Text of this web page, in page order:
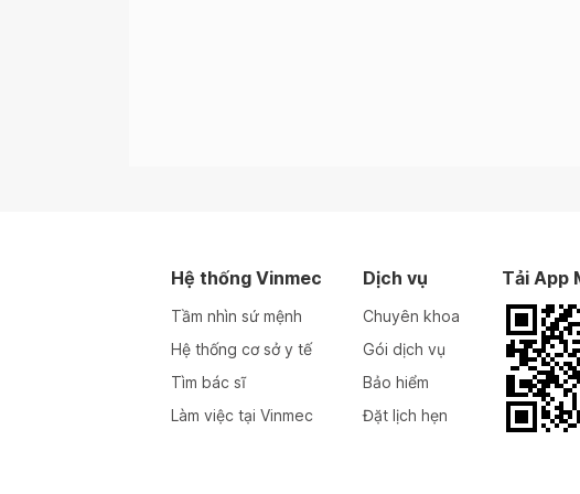
Hệ thống Vinmec
Tầm nhìn sứ mệnh
Hệ thống cơ sở y tế
Tìm bác sĩ
Làm việc tại Vinmec
Dịch vụ
Chuyên khoa
Gói dịch vụ
Bảo hiểm
Đặt lịch hẹn
Tải App